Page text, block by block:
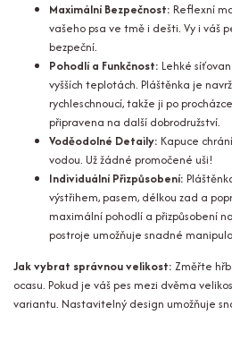
Maximální Bezpečnost: Reflexní
vašeho psa ve tmě i dešti. Vy i váš
bezpeční.
Pohodlí a Funkčnost: Lehké
vyšších teplotách. Pláštěnka je
rychleschnoucí, takže ji po
připravena na další dobrodružství.
Voděodolné Detaily: Kapuce
vodou. Už žádné promočené uši!
Individuální Přizpůsobení:
výstřihem, pasem, délkou zad a
maximální pohodlí a přizpůsobení
postroje umožňuje snadné
Jak vybrat správnou velikost: Změřte
ocasu. Pokud je váš pes mezi dvěma
variantu. Nastavitelný design umožňuje